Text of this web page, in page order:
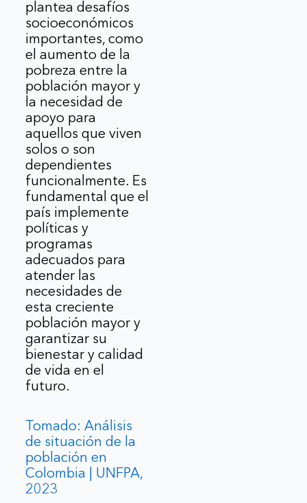
plantea desafíos
socioeconómicos
importantes, como
el aumento de la
pobreza entre la
población mayor y
la necesidad de
apoyo para
aquellos que viven
solos o son
dependientes
funcionalmente. Es
fundamental que el
país implemente
políticas y
programas
adecuados para
atender las
necesidades de
esta creciente
población mayor y
garantizar su
bienestar y calidad
de vida en el
futuro.
Tomado: Análisis
de situación de la
población en
Colombia | UNFPA,
2023